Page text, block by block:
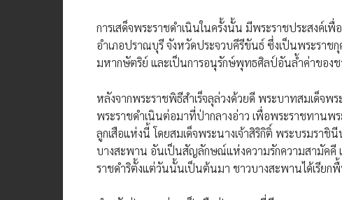
การเสด็จพระราชดำเนินในครั้งนั้น มีพระราชประสงค์เ
อำเภอปราณบุรี จังหวัดประจวบคีรีขันธ์ ซึ่งเป็นพระรา
มหากษัตริย์ และเป็นการอนุรักษ์พุทธศิลป์อันล้ำค่าของ
หลังจากพระราชพิธีสำเร็จลุล่วงด้วยดี พระบาทสมเด็จพ
พระราชดำเนินต่อมาที่ป่ากลางอ่าว เพื่อพระราชทาน
ลูกเสือแห่งนี้ โดยสมเด็จพระนางเจ้าสิริกิติ์ พระบรมราชิ
บางสะพาน อันเป็นสัญลักษณ์แห่งความรักความสามัค
ราชดำริตั้งแต่วันนั้นเป็นต้นมา ชาวบางสะพานได้เรีย